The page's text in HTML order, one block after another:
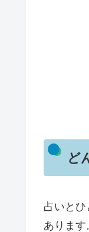
ど
占いと
あります